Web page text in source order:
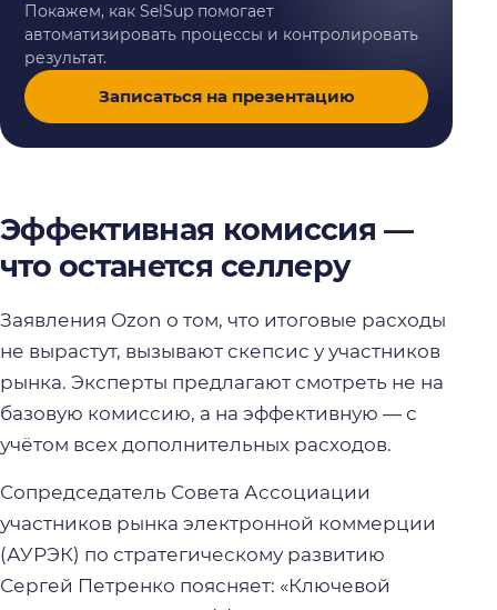
Покажем, как SelSup помогает
автоматизировать процессы и контролировать
результат.
Записаться на презентацию
Эффективная комиссия —
что останется селлеру
Заявления Ozon о том, что итоговые расходы
не вырастут, вызывают скепсис у участников
рынка. Эксперты предлагают смотреть не на
базовую комиссию, а на эффективную — с
учётом всех дополнительных расходов.
Сопредседатель Совета Ассоциации
участников рынка электронной коммерции
(АУРЭК) по стратегическому развитию
Сергей Петренко поясняет: «Ключевой